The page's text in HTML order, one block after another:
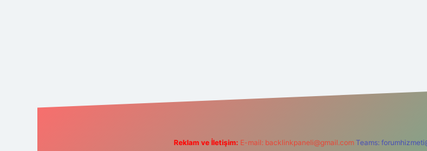
Reklam ve İletişim: E-mail: backlinkpaneli@gmail.com Teams: